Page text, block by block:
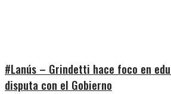
#Lanús – Grindetti hace foco en
disputa con el Gobierno